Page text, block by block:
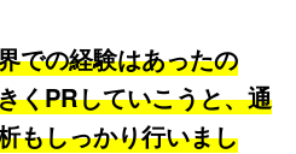
での経験はあったの
くPRしていこうと、通
もしっかり行いまし